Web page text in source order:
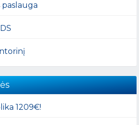
paslauga
1209€!